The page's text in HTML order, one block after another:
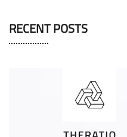
RECENT POSTS